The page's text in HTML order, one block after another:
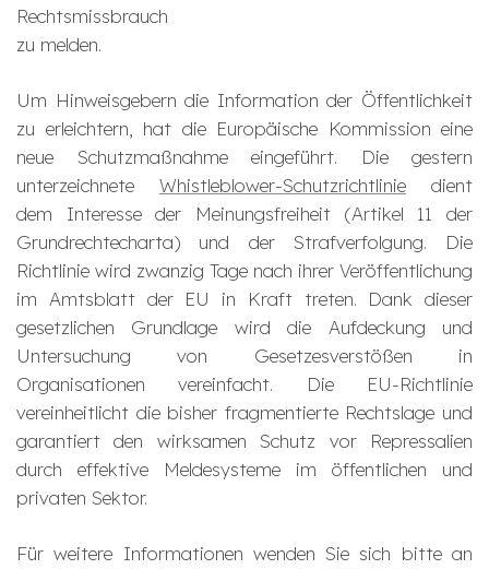
Rechtsmissbrauch
zu melden.
Um Hinweisgebern die Information der Öffentlichkeit
zu erleichtern, hat die Europäische Kommission eine
neue Schutzmaßnahme eingeführt. Die gestern
unterzeichnete Whistleblower-Schutzrichtlinie dient
dem Interesse der Meinungsfreiheit (Artikel 11 der
Grundrechtecharta) und der Strafverfolgung. Die
Richtlinie wird zwanzig Tage nach ihrer Veröffentlichung
im Amtsblatt der EU in Kraft treten. Dank dieser
gesetzlichen Grundlage wird die Aufdeckung und
Untersuchung von Gesetzesverstößen in
Organisationen vereinfacht. Die EU-Richtlinie
vereinheitlicht die bisher fragmentierte Rechtslage und
garantiert den wirksamen Schutz vor Repressalien
durch effektive Meldesysteme im öffentlichen und
privaten Sektor.
Für weitere Informationen wenden Sie sich bitte an